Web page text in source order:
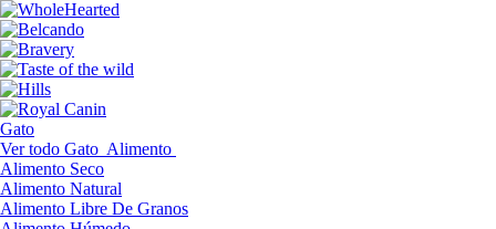
Gato
Ver todo Gato Alimento
Alimento Seco
Alimento Natural
Alimento Libre De Granos